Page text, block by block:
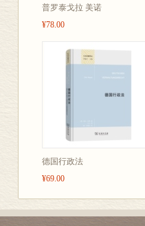
普罗泰戈拉 美诺
¥78.00
德国行政法
¥69.00